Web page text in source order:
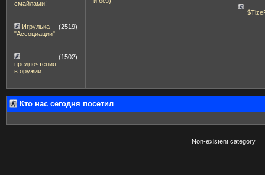
смайлами!
Игрулька
"Ассоциации"
(2519)
предпочтения
в оружии
(1502)
Кто нас сегодня посетил
Non-existent category